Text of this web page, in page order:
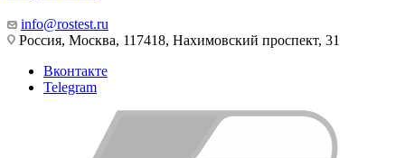
info@rostest.ru
Россия, Москва, 117418, Нахимовский проспект, 31
Вконтакте
Telegram